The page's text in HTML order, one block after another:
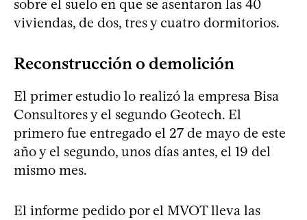
sobre el suelo en que se asentaron las 40
viviendas, de dos, tres y cuatro dormitorios.
Reconstrucción o demolición
El primer estudio lo realizó la empresa Bisa
Consultores y el segundo Geotech. El
primero fue entregado el 27 de mayo de este
año y el segundo, unos días antes, el 19 del
mismo mes.
El informe pedido por el MVOT lleva las